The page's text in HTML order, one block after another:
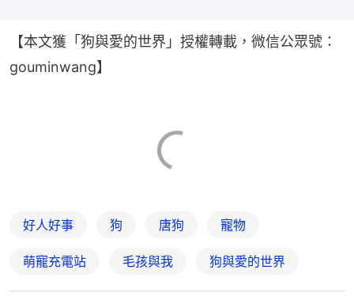
【本文獲「狗與愛的世界」授權轉載，微信公眾號：
gouminwang】
好人好事 狗 唐狗 寵物
萌寵充電站 毛孩與我 狗與愛的世界